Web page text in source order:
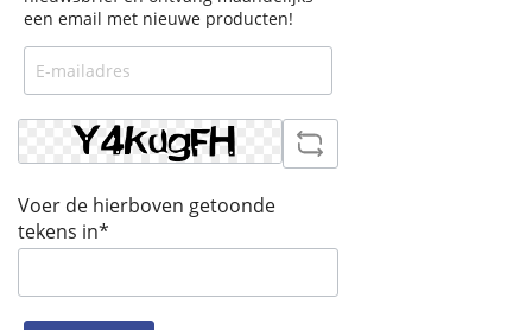
een email met nieuwe producten!
Voer de hierboven getoonde
tekens in*